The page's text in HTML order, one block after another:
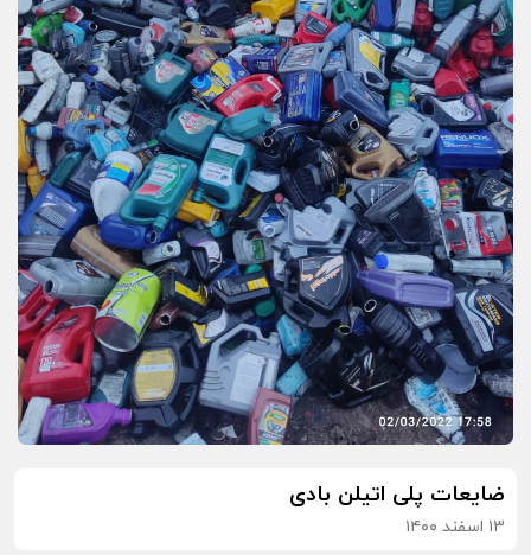
ضایعات پلی اتیلن بادی
۱۳ اسفند ۱۴۰۰